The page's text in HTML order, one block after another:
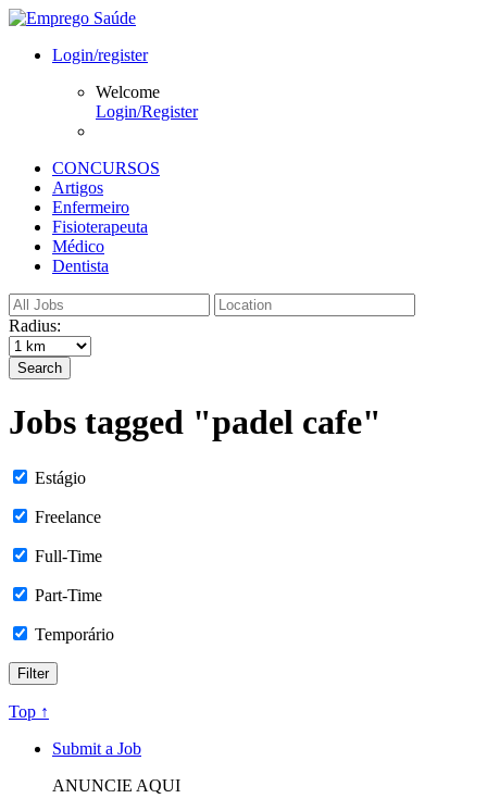
Login/register
Welcome
Login/Register
CONCURSOS
Artigos
Enfermeiro
Fisioterapeuta
Médico
Dentista
Radius:
Search
Jobs tagged "padel cafe"
Estágio
Freelance
Full-Time
Part-Time
Temporário
Top ↑
Submit a Job
ANUNCIE AQUI